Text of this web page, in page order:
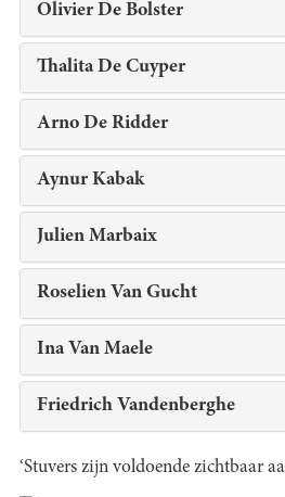
Olivier De Bolster
Thalita De Cuyper
Arno De Ridder
Aynur Kabak
Julien Marbaix
Roselien Van Gucht
Ina Van Maele
Friedrich Vandenberghe
‘Stuvers zijn voldoende zichtbaar